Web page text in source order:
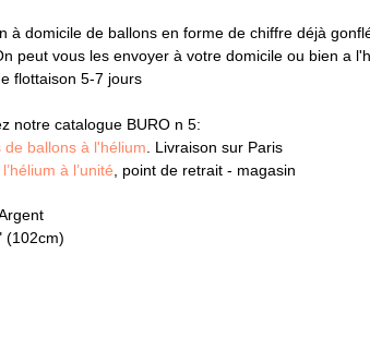
à domicile de ballons en forme de chiffre déjà
peut vous les envoyer à votre domicile ou bien a
flottaison 5-7 jours
notre catalogue BURO n 5:
de ballons à l'hélium. Livraison sur Paris
à l’unité, point de retrait - magasin
(102cm)